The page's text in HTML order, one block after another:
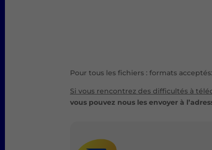
Pour tous les fichiers : formats
Si vous rencontrez des difficultés à
vous pouvez nous les envoyer à